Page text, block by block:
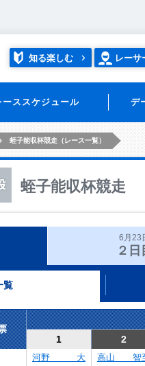
知る楽しむ レーサ
ーススケジュール デ
蛭子能収杯競走（レース一覧）
蛭子能収杯競走
6月23
２日
覧
1
2
河野 大 高山 智